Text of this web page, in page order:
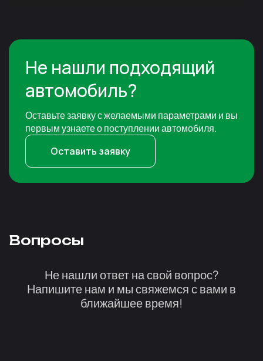
Не нашли подходящий
автомобиль?
Оставьте заявку с желаемыми параметрами и вы
первым узнаете о поступлении автомобиля.
Оставить заявку
Вопросы
Не нашли ответ на свой вопрос?
Напишите нам и мы свяжемся с вами в
ближайшее время!